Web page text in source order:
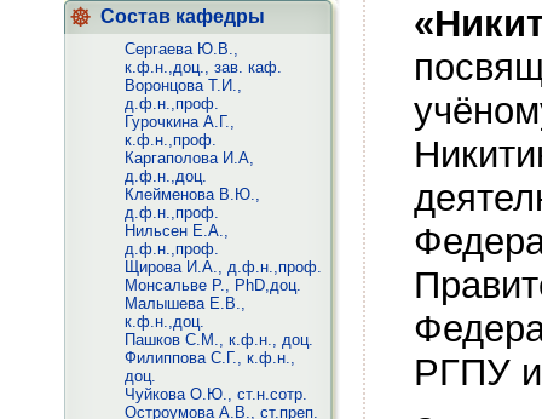
Состав кафедры
Сергаева Ю.В.,
к.ф.н.,доц., зав. каф.
Воронцова Т.И.,
д.ф.н.,проф.
Гурочкина А.Г.,
к.ф.н.,проф.
Каргаполова И.А,
д.ф.н.,доц.
Клейменова В.Ю.,
д.ф.н.,проф.
Нильсен Е.А.,
д.ф.н.,проф.
Щирова И.А., д.ф.н.,проф.
Монсальве Р., PhD,доц.
Малышева Е.В.,
к.ф.н.,доц.
Пашков С.М., к.ф.н., доц.
Филиппова С.Г., к.ф.н.,
доц.
Чуйкова О.Ю., ст.н.сотр.
Остроумова А.В., ст.преп.
РГПУ